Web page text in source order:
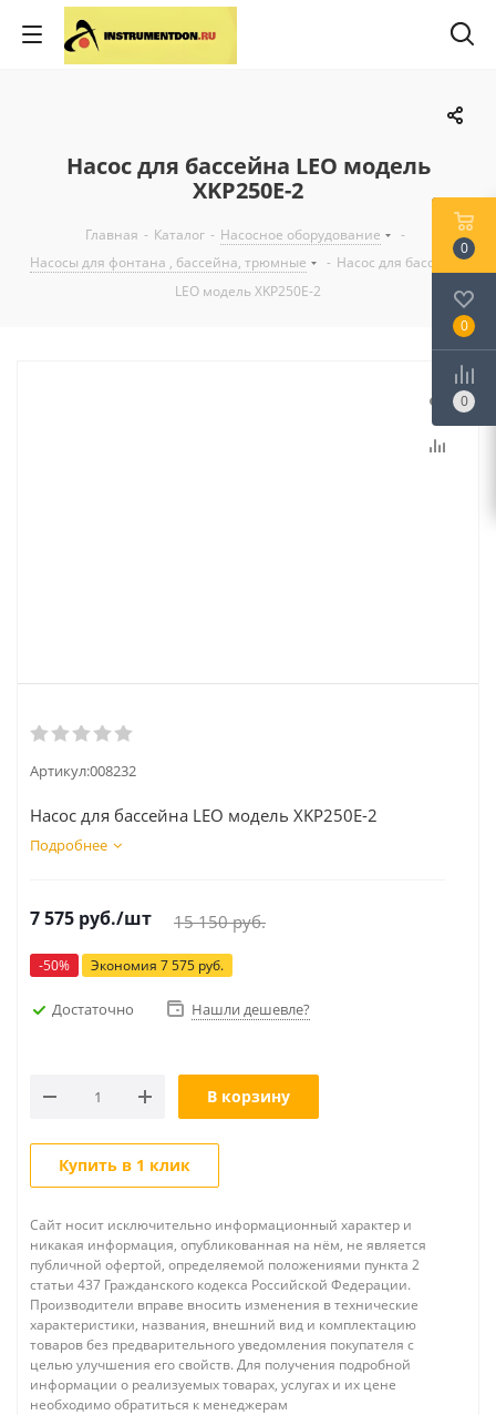
Насос для бассейна LEO модель
XKP250E-2
Главная - Каталог - Насосное оборудование
-
Насосы для фонтана , бассейна, трюмные
- Насос для бассейна
LEO модель XKP250E-2
Артикул:008232
Насос для бассейна LEO модель XKP250E-2
Подробнее
7 575 руб./шт 15 150руб.
-50% Экономия 7 575 руб.
Достаточно Нашли дешевле?
В корзину
Купить в 1 клик
Сайт носит исключительно информационный характер и
никакая информация, опубликованная на нём, не является
публичной офертой, определяемой положениями пункта 2
статьи 437 Гражданского кодекса Российской Федерации.
Производители вправе вносить изменения в технические
характеристики, названия, внешний вид и комплектацию
товаров без предварительного уведомления покупателя с
целью улучшения его свойств. Для получения подробной
информации о реализуемых товарах, услугах и их цене
необходимо обратиться к менеджерам
0
0
0